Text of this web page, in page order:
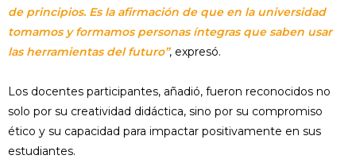
de principios. Es la afirmación de que en la universidad
tomamos y formamos personas íntegras que saben usar
las herramientas del futuro”, expresó.
Los docentes participantes, añadió, fueron reconocidos no
solo por su creatividad didáctica, sino por su compromiso
ético y su capacidad para impactar positivamente en sus
estudiantes.